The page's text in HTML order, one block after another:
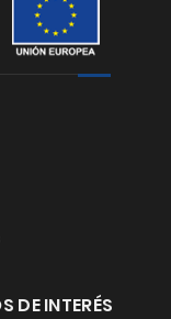
DE INTERÉS